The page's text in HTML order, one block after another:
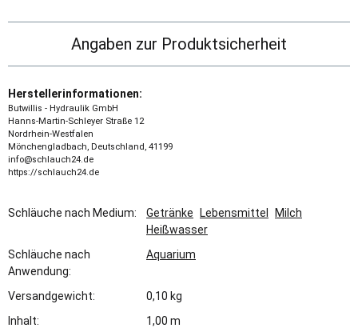
Angaben zur Produktsicherheit
Herstellerinformationen:
Butwillis - Hydraulik GmbH
Hanns-Martin-Schleyer Straße 12
Nordrhein-Westfalen
Mönchengladbach, Deutschland, 41199
info@schlauch24.de
https://schlauch24.de
Schläuche nach Medium: Getränke Lebensmittel Milch
Heißwasser
Schläuche nach
Anwendung:
Aquarium
Versandgewicht:
0,10 kg
Inhalt:
1,00 m